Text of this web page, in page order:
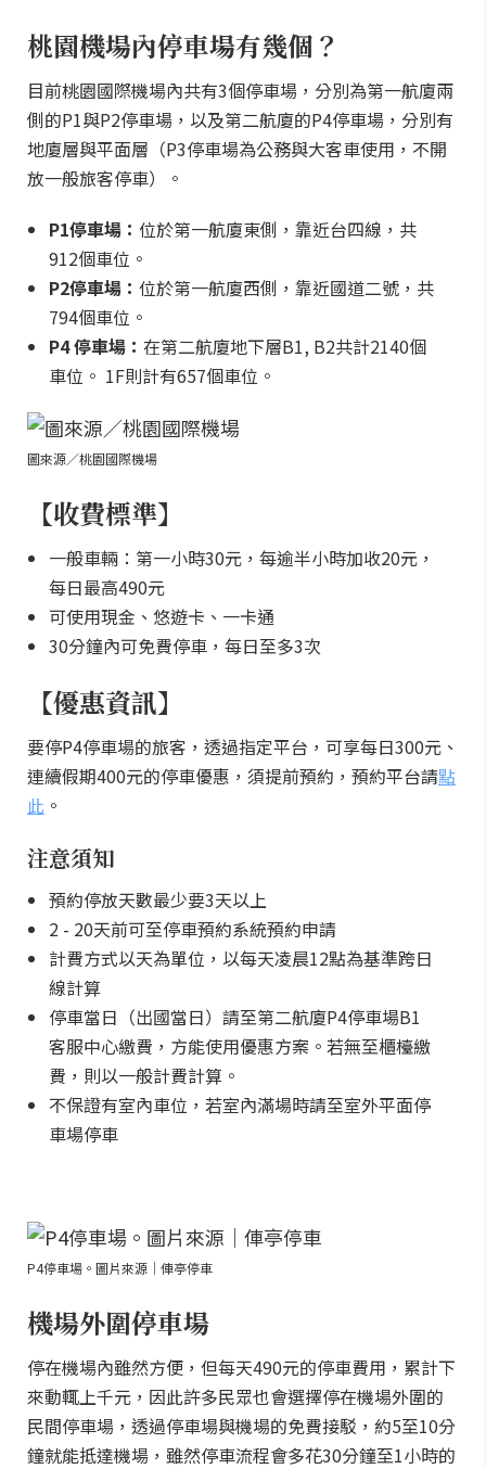
桃園機場內停車場有幾個？
目前桃園國際機場內共有3個停車場，分別為第一航廈兩
側的P1與P2停車場，以及第二航廈的P4停車場，分別有
地廈層與平面層（P3停車場為公務與大客車使用，不開
放一般旅客停車）。
P1停車場： 位於第一航廈東側，靠近台四線，共
912個車位。
P2停車場： 位於第一航廈西側，靠近國道二號，共
794個車位。
P4 停車場： 在第二航廈地下層B1, B2共計2140個
車位。 1F則計有657個車位。
圖來源／桃園國際機場
【收費標準】
一般車輛：第一小時30元，每逾半小時加收20元，
每日最高490元
可使用現金、悠遊卡、一卡通
30分鐘內可免費停車，每日至多3次
【優惠資訊】
要停P4停車場的旅客，透過指定平台，可享每日300元、
連續假期400元的停車優惠，須提前預約，預約平台請點
此 。
注意須知
預約停放天數最少要3天以上
2 - 20天前可至停車預約系統預約申請
計費方式以天為單位，以每天凌晨12點為基準跨日
線計算
停車當日（出國當日）請至第二航廈P4停車場B1
客服中心繳費，方能使用優惠方案。若無至櫃檯繳
費，則以一般計費計算。
不保證有室內車位，若室內滿場時請至室外平面停
車場停車
P4停車場。圖片來源｜俥亭停車
機場外圍停車場
停在機場內雖然方便，但每天490元的停車費用，累計下
來動輒上千元，因此許多民眾也會選擇停在機場外圍的
民間停車場，透過停車場與機場的免費接駁，約5至10分
鐘就能抵達機場，雖然停車流程會多花30分鐘至1小時的